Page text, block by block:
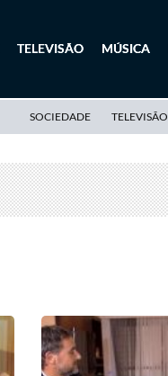
TELEVISÃO MÚSICA
SOCIEDADE TELEVISÃO